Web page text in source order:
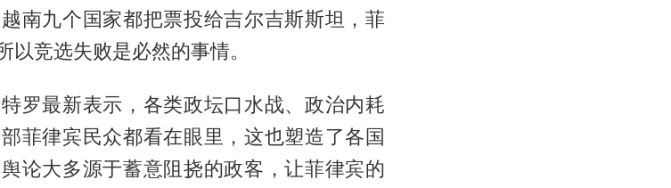
南九个国家都把票投给吉尔吉斯斯坦，菲
竞选失败是必然的事情。
罗最新表示，各类政坛口水战、政治内耗
菲律宾民众都看在眼里，这也塑造了各国
论大多源于蓄意阻挠的政客，让菲律宾的